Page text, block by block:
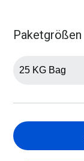
Paketgrößen